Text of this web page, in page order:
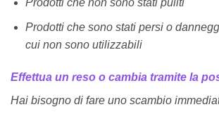
Prodotti che non sono stati puliti
Prodotti che sono stati persi o
cui non sono utilizzabili
Effettua un reso o cambia tramite la
Hai bisogno di fare uno scambio